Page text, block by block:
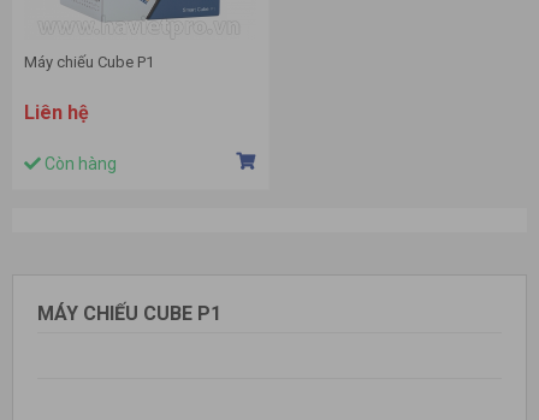
Máy chiếu Cube P1
Liên hệ
Còn hàng
MÁY CHIẾU CUBE P1